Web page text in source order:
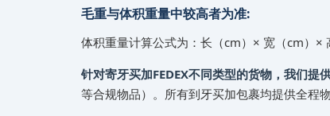
毛重与体积重量中较高者为准:
体积重量计算公式为：长（cm）× 宽（cm）×
针对寄‌‌‌牙买加FEDEX不同类型的货物，我们提
等合规物品）。所有到‌‌‌牙买加包裹均提供全程